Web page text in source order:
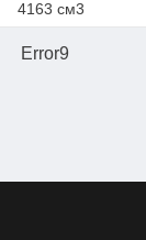
4163 см3
Error9